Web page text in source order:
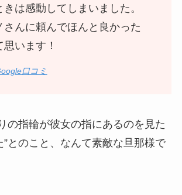
きは感動してしまいました。
さんに頼んでほんと良かった
います！
口コミ
の指輪が彼女の指にあるのを見た
”とのこと、なんて素敵な旦那様で